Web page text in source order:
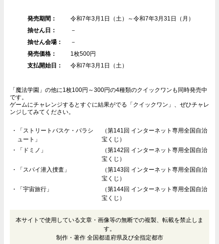
発売期間：
令和7年3月1日（土）～令和7年3月31日（月）
抽せん日：
－
抽せん会場：
－
発売価格：
1枚500円
支払開始日：
令和7年3月1日（土）
「魔法学園」の他に1枚100円～300円の4種類のクイックワンも同時発売中
です。
ゲームにチャレンジするとすぐに結果がでる「クイックワン」、ぜひチャレ
ンジしてみてください。
・「ストリートバスケ・パラシ
ュート」
（第141回 インターネット専用全国自治
宝くじ）
・「ドミノ」
（第142回 インターネット専用全国自治
宝くじ）
・「スパイ潜入捜査」
（第143回 インターネット専用全国自治
宝くじ）
・「宇宙旅行」
（第144回 インターネット専用全国自治
宝くじ）
本サイトで使用している文章・画像等の無断での複製、転載を禁止しま
す。
制作・著作 全国都道府県及び全指定都市